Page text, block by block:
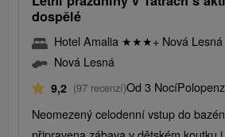
dospělé
Hotel Amalia ★★★+ Nová Lesná
Nová Lesná
9,2 (97 recenzí)Od 3 Nocí
Neomezený celodenní vstup do